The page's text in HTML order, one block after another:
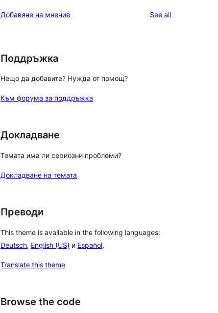
Добавяне на мнение See allreviews
Поддръжка
Нещо да добавите? Нужда от помощ?
Към форума за поддръжка
Докладване
Темата има ли сериозни проблеми?
Докладване на темата
Преводи
This theme is available in the following languages:
Deutsch, English (US) и Español.
Translate this theme
Browse the code